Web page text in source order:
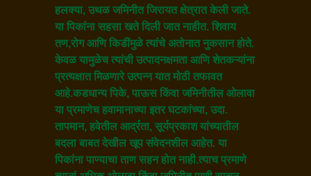
हलक्या, उथळ जमिनीत जिरायत क्षेत्रात केली जाते.
या पिकांना सहसा खते दिली जात नाहीत. शिवाय
तण,रोग आणि किडींमुळे त्यांचे अतोनात नुकसान होते.
केवळ यामुळेच त्यांची उत्पादनक्षमता आणि शेतकऱ्यांना
प्रत्यक्षात मिळणारे उत्पन्न यात मोठी तफावत
आहे.कडधान्य पिके, पाऊस किंवा जमिनीतील ओलावा
या प्रमाणेच हवामानाच्या इतर घटकांच्या, उदा.
तापमान, हवेतील आर्द्रता, सूर्यप्रकाश यांच्यातील
बदला बाबत देखील खूप संवेदनशील आहेत. या
पिकांना पाण्याचा ताण सहन होत नाही.त्याच प्रमाणे